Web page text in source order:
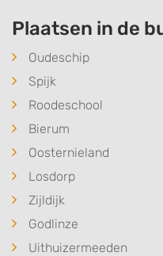
Plaatsen in de
Oudeschip
Spijk
Roodeschool
Bierum
Oosternieland
Losdorp
Zijldijk
Godlinze
Uithuizermeeden